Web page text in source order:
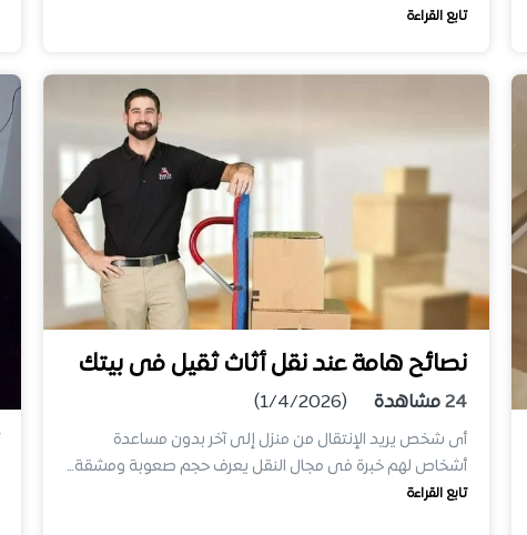
تابع القراءة
نصائح هامة عند نقل أثاث ثقيل فى بيتك
24 مشاهدة (1/4/2026)
أى شخص يريد الإنتقال من منزل إلى آخر بدون مساعدة
أشخاص لهم خبرة فى مجال النقل يعرف حجم صعوبة ومشقة…
تابع القراءة